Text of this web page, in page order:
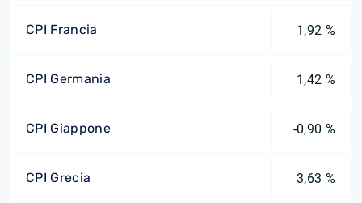
CPI Francia 1,92 %
CPI Germania 1,42 %
CPI Giappone -0,90 %
CPI Grecia 3,63 %